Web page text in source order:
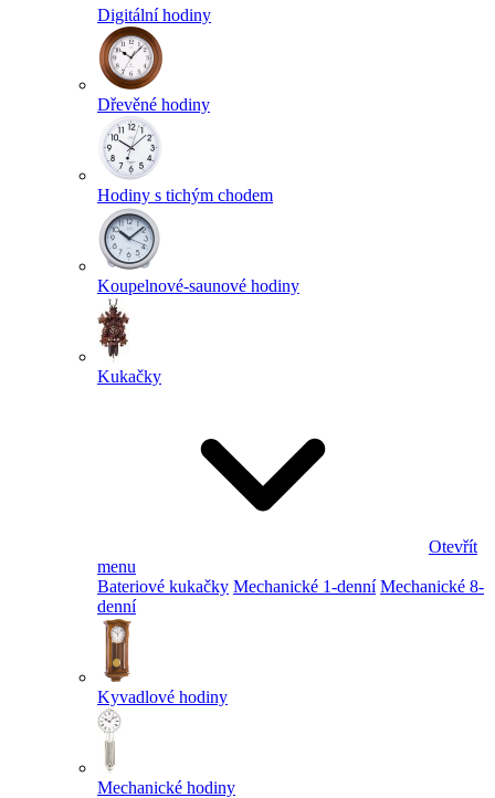
Digitální hodiny
Dřevěné hodiny
Hodiny s tichým chodem
Koupelnové-saunové hodiny
Kukačky
Otevřít
menu
Bateriové kukačky Mechanické 1-denní Mechanické 8-
denní
Kyvadlové hodiny
Mechanické hodiny